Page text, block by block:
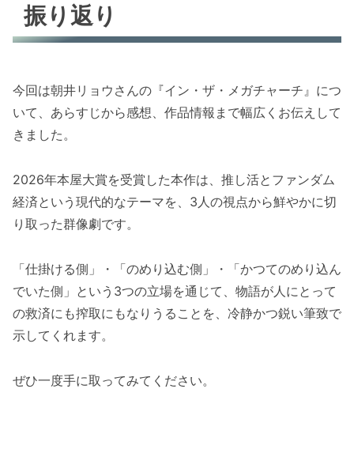
振り返り
今回は朝井リョウさんの『イン・ザ・メガチャーチ』につ
いて、あらすじから感想、作品情報まで幅広くお伝えして
きました。
2026年本屋大賞を受賞した本作は、推し活とファンダム
経済という現代的なテーマを、3人の視点から鮮やかに切
り取った群像劇です。
「仕掛ける側」・「のめり込む側」・「かつてのめり込ん
でいた側」という3つの立場を通じて、物語が人にとって
の救済にも搾取にもなりうることを、冷静かつ鋭い筆致で
示してくれます。
ぜひ一度手に取ってみてください。